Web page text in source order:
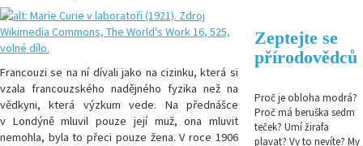
Francouzi se na ní dívali jako na cizinku, která si
vzala francouzského nadějného fyzika než na
vědkyni, která výzkum vede. Na přednášce
v Londýně mluvil pouze její muž, ona mluvit
nemohla, byla to přeci pouze žena. V roce 1906
Zeptejte se
přírodovědců
Proč je obloha modrá?
Proč má beruška sedm
teček? Umí žirafa
plavat? Vy to nevíte? My